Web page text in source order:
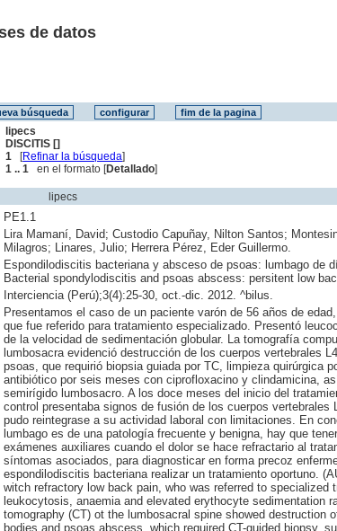
de datos
lipecs
DISCITIS []
1 [Refinar la búsqueda]
1 .. 1 en el formato [Detallado]
lipecs
PE1.1
Lira Mamaní, David; Custodio Capuñay, Nilton Santos;
Milagros; Linares, Julio; Herrera Pérez, Eder Guillermo.
Espondilodiscitis bacteriana y absceso de psoas: lumbago de
Bacterial spondylodiscitis and psoas abscess: persitent low
Interciencia (Perú);3(4):25-30, oct.-dic. 2012. ^bilus.
Presentamos el caso de un paciente varón de 56 años de
que fue referido para tratamiento especializado. Presentó
de la velocidad de sedimentación globular. La tomografía
lumbosacra evidenció destrucción de los cuerpos vertebrales
psoas, que requirió biopsia guiada por TC, limpieza quirúrgica
antibiótico por seis meses con ciprofloxacino y clindamicina,
semirígido lumbosacro. A los doce meses del inicio del
control presentaba signos de fusión de los cuerpos vertebrales
pudo reintegrase a su actividad laboral con limitaciones. En
lumbago es de una patología frecuente y benigna, hay que
exámenes auxiliares cuando el dolor se hace refractario al
síntomas asociados, para diagnosticar en forma precoz
espondilodiscitis bacteriana realizar un tratamiento oportuno.
witch refractory low back pain, who was referred to specialized
leukocytosis, anaemia and elevated erythocyte sedimentation
tomography (CT) ot the lumbosacral spine showed destruction
bodies and psoas abscess, which required CT-guided biopsy,